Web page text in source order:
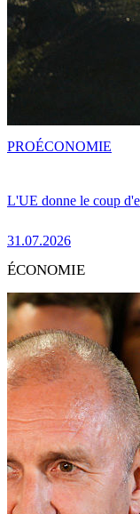
L'UE donne le coup
31.07.2026
PROÉCONOMIE
ÉCONOMIE